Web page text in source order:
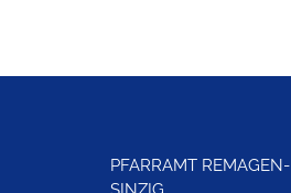
PFARRAMT REMAGEN-